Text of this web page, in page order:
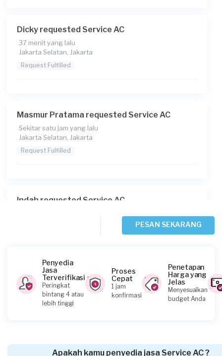
Dicky requested Service AC
37 menit yang lalu
Jakarta Selatan, Jakarta
Request Fulfilled
Masmur Pratama requested Service AC
Sekitar satu jam yang lalu
Jakarta Selatan, Jakarta
Request Fulfilled
Indah requested Service AC
Andrew requested Service AC
Sekitar 2 jam yang lalu
Jakarta Barat, Jakarta
PESAN SEKARANG
Penyedia
Jasa
Terverifikasi
Peringkat
bintang 4 atau
lebih tinggi
Proses
Cepat
1 jam
konfirmasi
Penetapan
Harga yang
Jelas
Menyesuaikan
budget Anda
Apakah kamu penyedia jasa Service AC ?